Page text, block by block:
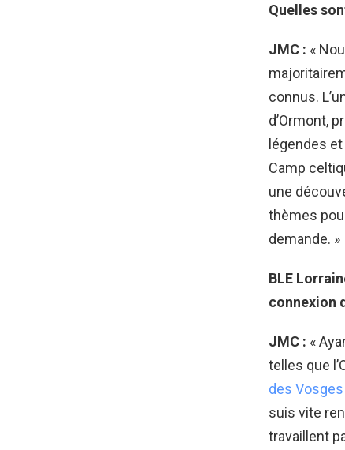
Quelles
JMC : «
connus.
d’Ormont,
légendes
Camp
une
thèmes
demande. »
BLE
connexion
JMC : «
telles que
des Vosges
suis vite
travaillent